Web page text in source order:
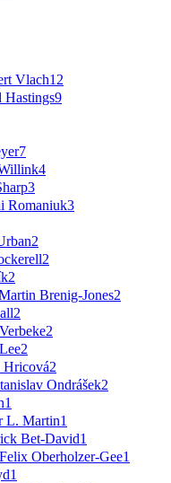
Vlach12
Hastings9
7
4
3
Romaniuk3
2
2
2
Brenig-Jones2
2
2
2
Hricová2
Ondrášek2
1
L. Martin1
Bet-David1
Felix Oberholzer-Gee1
1